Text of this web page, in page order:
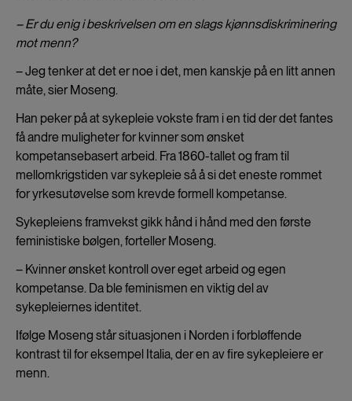
– Er du enig i beskrivelsen om en slags kjønnsdiskriminering
mot menn?
– Jeg tenker at det er noe i det, men kanskje på en litt annen
måte, sier Moseng.
Han peker på at sykepleie vokste fram i en tid der det fantes
få andre muligheter for kvinner som ønsket
kompetansebasert arbeid. Fra 1860-tallet og fram til
mellomkrigstiden var sykepleie så å si det eneste rommet
for yrkesutøvelse som krevde formell kompetanse.
Sykepleiens framvekst gikk hånd i hånd med den første
feministiske bølgen, forteller Moseng.
– Kvinner ønsket kontroll over eget arbeid og egen
kompetanse. Da ble feminismen en viktig del av
sykepleiernes identitet.
Ifølge Moseng står situasjonen i Norden i forbløffende
kontrast til for eksempel Italia, der en av fire sykepleiere er
menn.